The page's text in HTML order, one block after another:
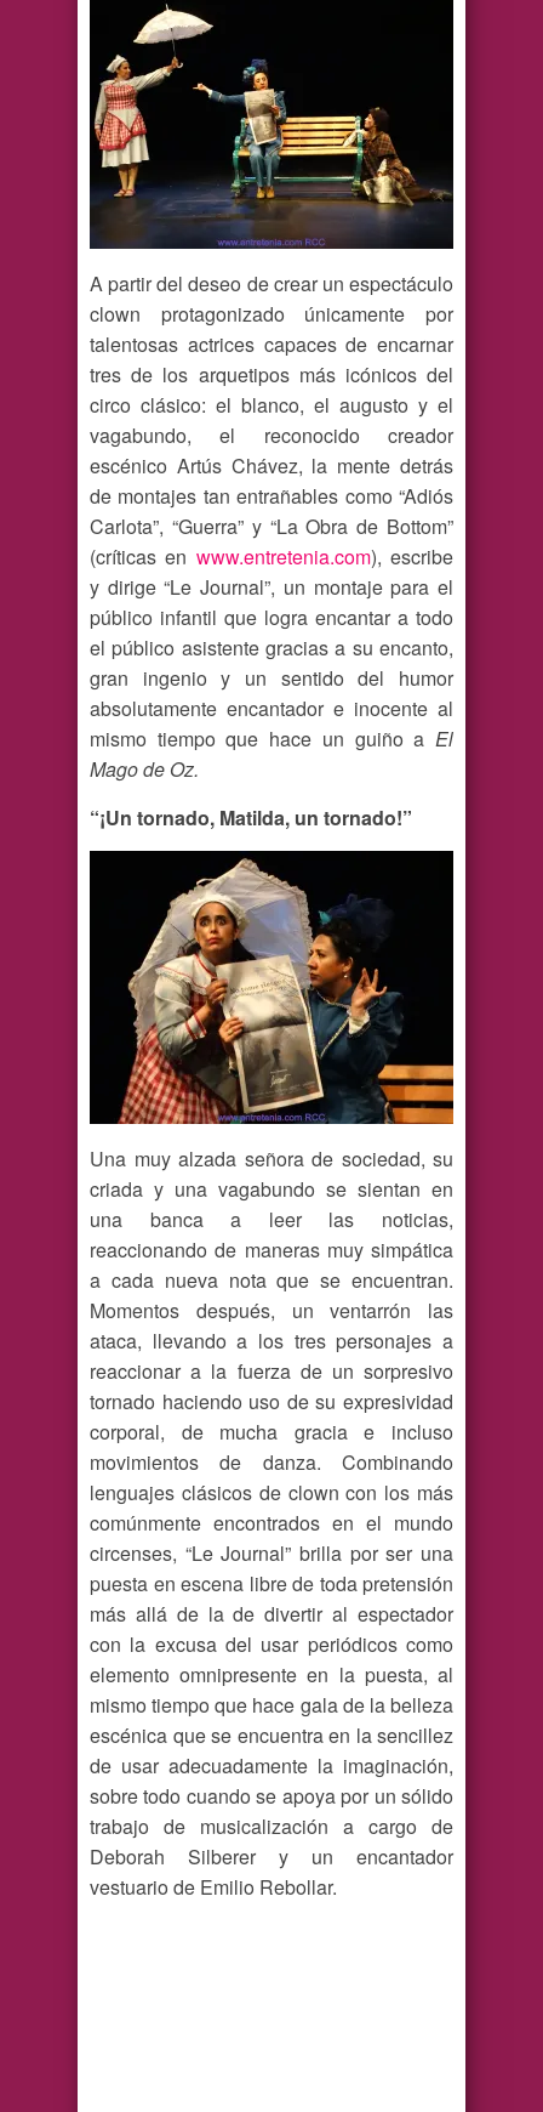
A partir del deseo de crear un espectáculo
clown protagonizado únicamente por
talentosas actrices capaces de encarnar
tres de los arquetipos más icónicos del
circo clásico: el blanco, el augusto y el
vagabundo, el reconocido creador
escénico Artús Chávez, la mente detrás
de montajes tan entrañables como “Adiós
Carlota”, “Guerra” y “La Obra de Bottom”
(críticas en www.entretenia.com), escribe
y dirige “Le Journal”, un montaje para el
público infantil que logra encantar a todo
el público asistente gracias a su encanto,
gran ingenio y un sentido del humor
absolutamente encantador e inocente al
mismo tiempo que hace un guiño a El
Mago de Oz.
“¡Un tornado, Matilda, un tornado!”
Una muy alzada señora de sociedad, su
criada y una vagabundo se sientan en
una banca a leer las noticias,
reaccionando de maneras muy simpática
a cada nueva nota que se encuentran.
Momentos después, un ventarrón las
ataca, llevando a los tres personajes a
reaccionar a la fuerza de un sorpresivo
tornado haciendo uso de su expresividad
corporal, de mucha gracia e incluso
movimientos de danza. Combinando
lenguajes clásicos de clown con los más
comúnmente encontrados en el mundo
circenses, “Le Journal” brilla por ser una
puesta en escena libre de toda pretensión
más allá de la de divertir al espectador
con la excusa del usar periódicos como
elemento omnipresente en la puesta, al
mismo tiempo que hace gala de la belleza
escénica que se encuentra en la sencillez
de usar adecuadamente la imaginación,
sobre todo cuando se apoya por un sólido
trabajo de musicalización a cargo de
Deborah Silberer y un encantador
vestuario de Emilio Rebollar.